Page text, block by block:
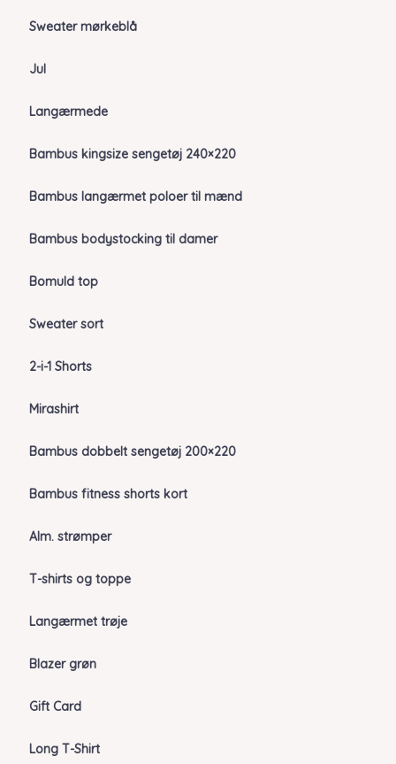
Sweater mørkeblå
Jul
Langærmede
Bambus kingsize sengetøj 240×220
Bambus langærmet poloer til mænd
Bambus bodystocking til damer
Bomuld top
Sweater sort
2-i-1 Shorts
Mirashirt
Bambus dobbelt sengetøj 200×220
Bambus fitness shorts kort
Alm. strømper
T-shirts og toppe
Langærmet trøje
Blazer grøn
Gift Card
Long T-Shirt